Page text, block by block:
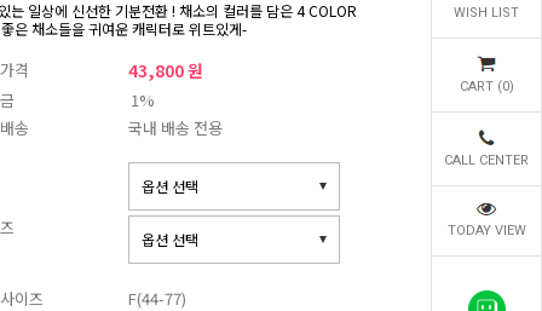
WISH LIST
CART (0)
CALL CENTER
TODAY VIEW
는 일상에 신선한 기분전환 ! 채소의 컬러를 담은 4 COLOR
은 채소들을 귀여운 캐릭터로 위트있게-
격 43,800 원
1%
송
국내 배송 전용
이즈 F(44-77)